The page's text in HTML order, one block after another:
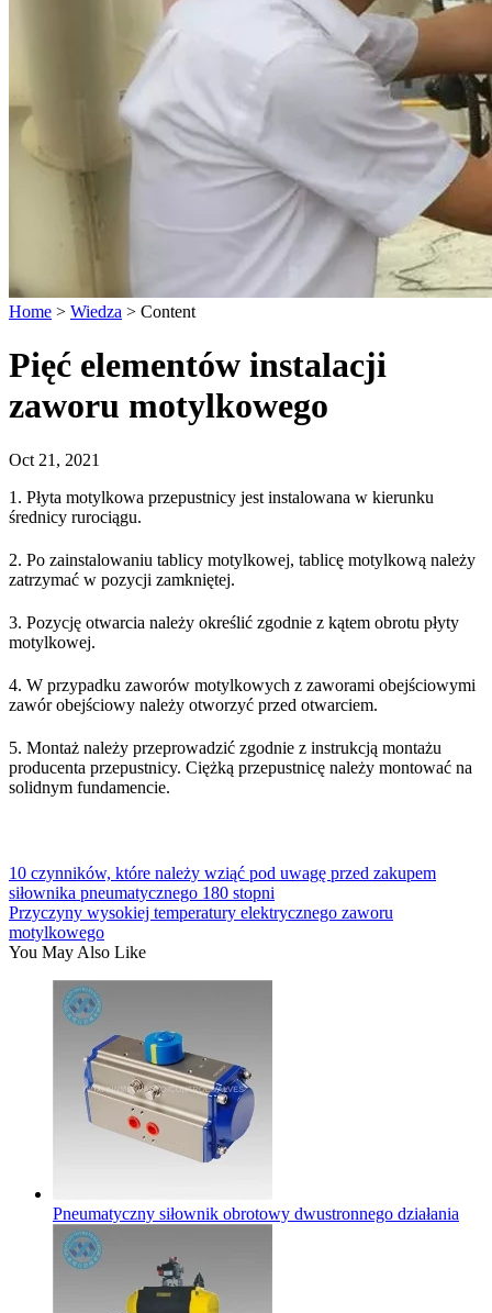
Home > Wiedza > Content
Pięć elementów instalacji
zaworu motylkowego
Oct 21, 2021
1. Płyta motylkowa przepustnicy jest instalowana w kierunku
średnicy rurociągu.
2. Po zainstalowaniu tablicy motylkowej, tablicę motylkową należy
zatrzymać w pozycji zamkniętej.
3. Pozycję otwarcia należy określić zgodnie z kątem obrotu płyty
motylkowej.
4. W przypadku zaworów motylkowych z zaworami obejściowymi
zawór obejściowy należy otworzyć przed otwarciem.
5. Montaż należy przeprowadzić zgodnie z instrukcją montażu
producenta przepustnicy. Ciężką przepustnicę należy montować na
solidnym fundamencie.
10 czynników, które należy wziąć pod uwagę przed zakupem
siłownika pneumatycznego 180 stopni
Przyczyny wysokiej temperatury elektrycznego zaworu
motylkowego
You May Also Like
Pneumatyczny siłownik obrotowy dwustronnego działania